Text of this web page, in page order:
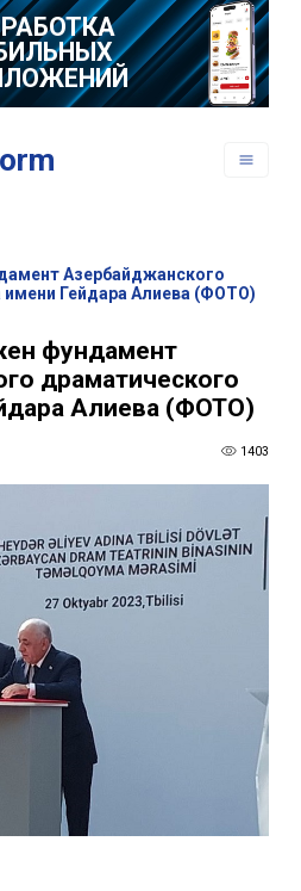
Азербайджанского
имени Гейдара Алиева (ФОТО)
фундамент
драматического
Алиева (ФОТО)
1403